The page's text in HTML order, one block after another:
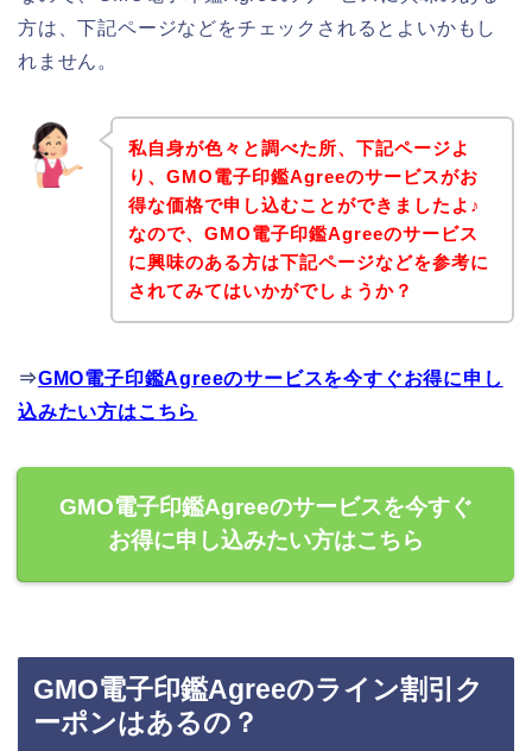
方は、下記ページなどをチェックされるとよいかもし
れません。
私自身が色々と調べた所、下記ページよ
り、GMO電子印鑑Agreeのサービスがお
得な価格で申し込むことができましたよ♪
なので、GMO電子印鑑Agreeのサービス
に興味のある方は下記ページなどを参考に
されてみてはいかがでしょうか？
⇒GMO電子印鑑Agreeのサービスを今すぐお得に申し
込みたい方はこちら
GMO電子印鑑Agreeのサービスを今すぐ
お得に申し込みたい方はこちら
GMO電子印鑑Agreeのライン割引ク
ーポンはあるの？